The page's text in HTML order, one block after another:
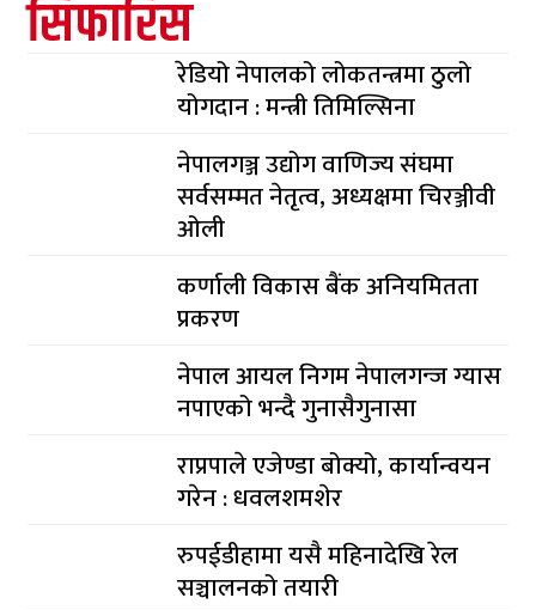
सिफारिस
रेडियो नेपालको लोकतन्त्रमा ठुलो
योगदान : मन्त्री तिमिल्सिना
नेपालगञ्ज उद्योग वाणिज्य संघमा
सर्वसम्मत नेतृत्व, अध्यक्षमा चिरञ्जीवी
ओली
कर्णाली विकास बैंक अनियमितता
प्रकरण
नेपाल आयल निगम नेपालगन्ज ग्यास
नपाएको भन्दै गुनासैगुनासा
राप्रपाले एजेण्डा बोक्यो, कार्यान्वयन
गरेन : धवलशमशेर
रुपईडीहामा यसै महिनादेखि रेल
सञ्चालनको तयारी